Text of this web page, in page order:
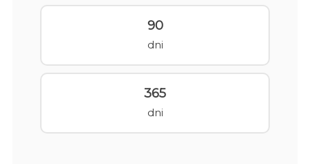
90
dni
365
dni